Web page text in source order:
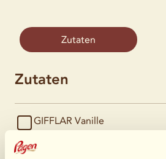
Zutaten
Zutaten
GIFFLAR Vanille